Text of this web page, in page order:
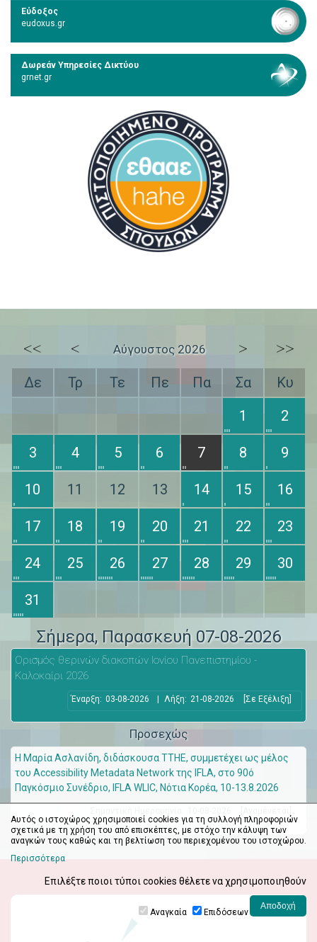
Εύδοξος
eudoxus.gr
Δωρεάν Υπηρεσίες Δικτύου
grnet.gr
<< < Αύγουστος 2026 > >>
Δε Τρ Τε Πε Πα Σα
Κυ
1
2
3 4 5 6 7 8 9
10 11 12 13 14 15 16
17 18 19 20 21 22 23
24 25 26 27 28 29 30
31
Σήμερα, Παρασκευή 07-08-2026
Ορισμός θερινών διακοπών Ιονίου Πανεπιστημίου -
Καλοκαίρι 2026
Έναρξη: 03-08-2026 Λήξη: 21-08-2026 [Σε Εξέλιξη]
Προσεχώς
Η Μαρία Ασλανίδη, διδάσκουσα ΤΤΗΕ, συμμετέχει ως μέλος
του Accessibility Metadata Network της IFLA, στο 90ό
Παγκόσμιο Συνέδριο, IFLA WLIC, Νότια Κορέα, 10-13.8.2026
Αυτός ο ιστοχώρος χρησιμοποιεί cookies για τη συλλογή πληροφοριών
σχετικά με τη χρήση του από επισκέπτες, με στόχο την κάλυψη των
αναγκών τους καθώς και τη βελτίωση του περιεχομένου του ιστοχώρου.
Περισσότερα
Επιλέξτε ποιοι τύποι cookies θέλετε να χρησιμοποιηθούν
Αναγκαία Επιδόσεων